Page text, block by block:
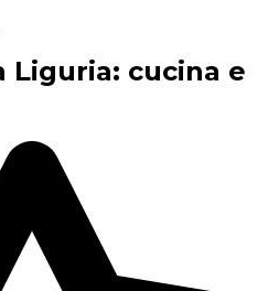
Liguria: cucina e